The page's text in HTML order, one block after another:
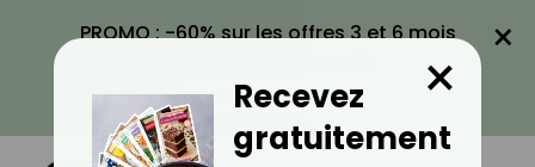
PROMO : -60% sur les offres 3 et 6 mois
VOIR LA PROMO
×
Recevez
gratuitement
×